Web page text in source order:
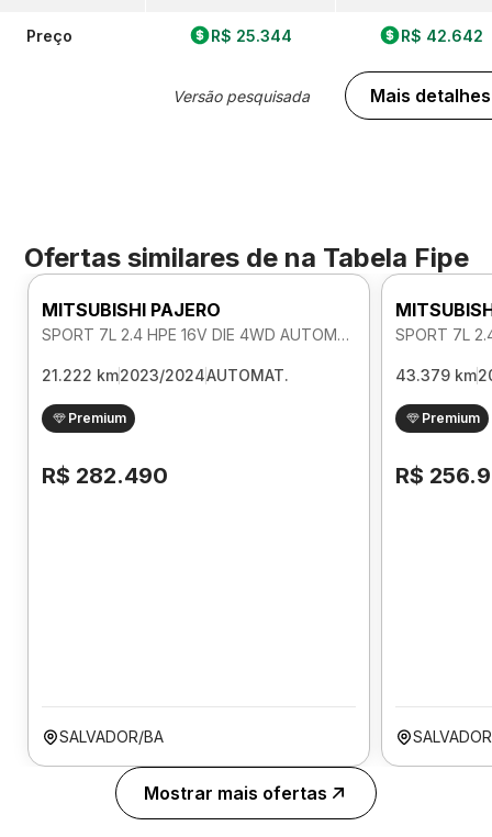
Preço R$ 25.344
Versão pesquisada
R$ 42.642
Mais detalhes
Ofertas similares de na Tabela Fipe
MITSUBISHI PAJERO
SPORT 7L 2.4 HPE 16V DIE 4WD AUTOMATICO
21.222 km2023/2024AUTOMAT.
Premium
R$ 282.490
SALVADOR/BA
43.379 km
Premium
R$
Mostrar mais ofertas